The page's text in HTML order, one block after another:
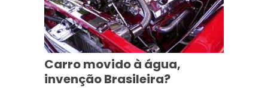
Carro movido à água,
invenção Brasileira?